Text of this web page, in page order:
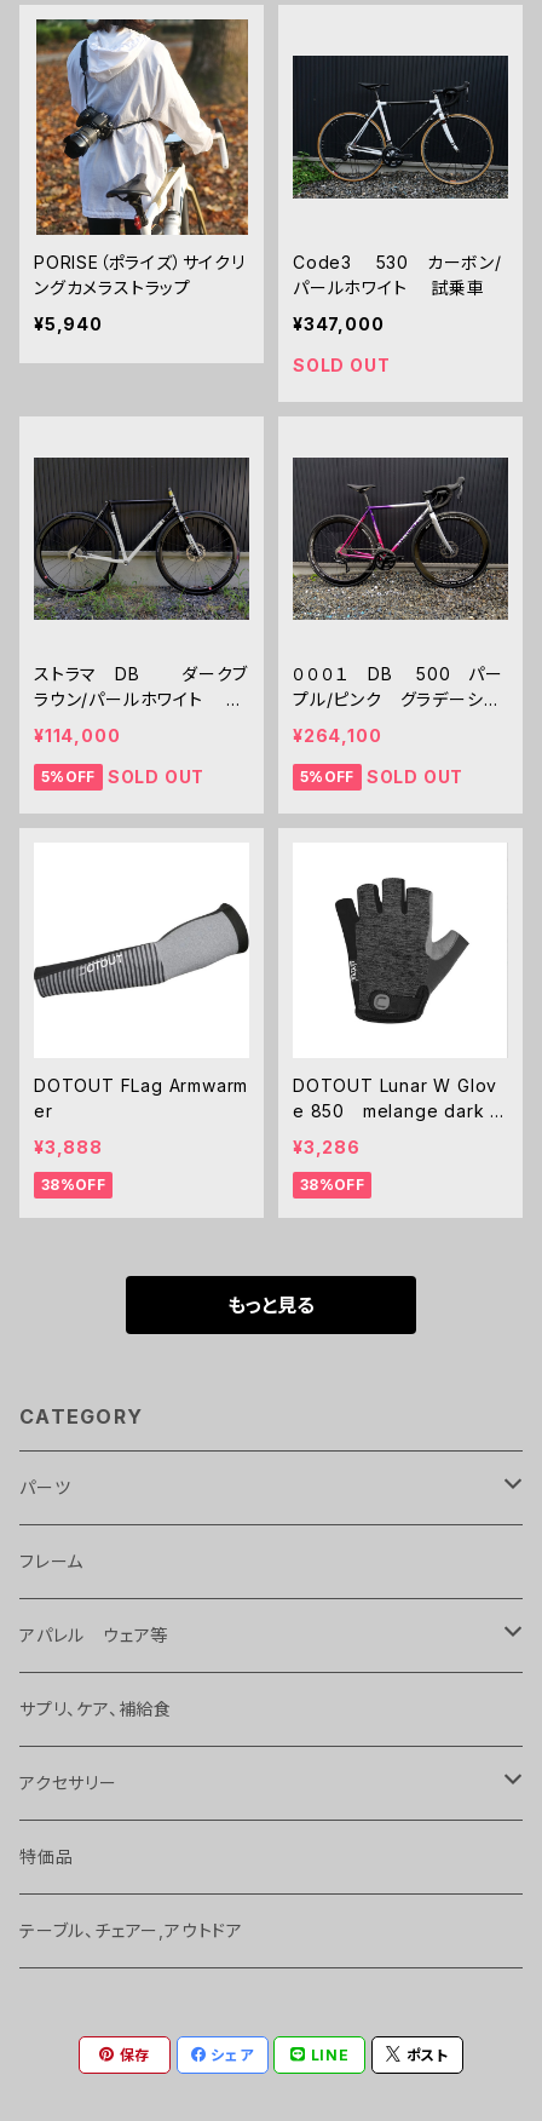
PORISE（ポライズ）サイクリ
ングカメラストラップ
¥5,940
Code3 530 カーボン/
パールホワイト 試乗車
¥347,000
SOLD OUT
ストラマ DB ダークブ
ラウン/パールホワイト U
ESD
¥114,000
5%OFF SOLD OUT
０００１ DB 500 パー
プル/ピンク グラデーショ
ン 試乗車
¥264,100
5%OFF SOLD OUT
DOTOUT FLag Armwarm
er
¥3,888
38%OFF
DOTOUT Lunar W Glov
e 850 melange dark g
rey レディース
¥3,286
38%OFF
もっと見る
CATEGORY
パーツ
ライト
タイヤ、チューブ 等
ハンドル、ステム、バーテープ 等
変速、ギヤ、ブレーキ
バッグ、アクセサリー
ヘッドパーツ、スペーサー 等
シートポスト、サドル
フレーム
アパレル ウェア等
バッグ
サングラス
ジャージ、T－シャツ 等
ヘルメット
シューズ
サプリ、ケア、補給食
アクセサリー
ボトル
サイクルコンピューター
ベル、かぎ
特価品
テーブル、チェアー,アウトドア
保存 シェア LINE ポスト